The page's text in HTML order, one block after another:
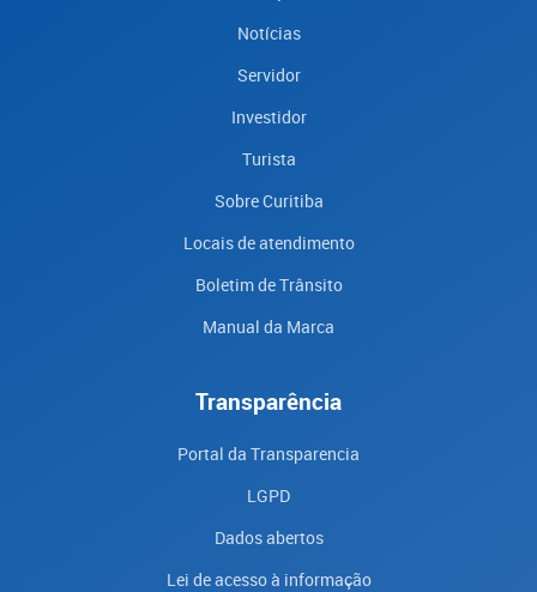
Notícias
Servidor
Investidor
Turista
Sobre Curitiba
Locais de atendimento
Boletim de Trânsito
Manual da Marca
Transparência
Portal da Transparencia
LGPD
Dados abertos
Lei de acesso à informação